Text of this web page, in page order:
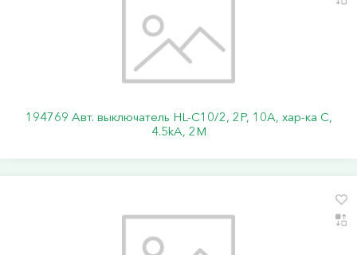
194769 Авт. выключатель HL-C10/2, 2P, 10A, хар-ка C,
4.5kA, 2M